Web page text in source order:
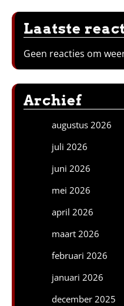
Laatste
Geen reacties om
Archief
augustus 2026
juli 2026
juni 2026
mei 2026
april 2026
maart 2026
februari 2026
januari 2026
december 2025